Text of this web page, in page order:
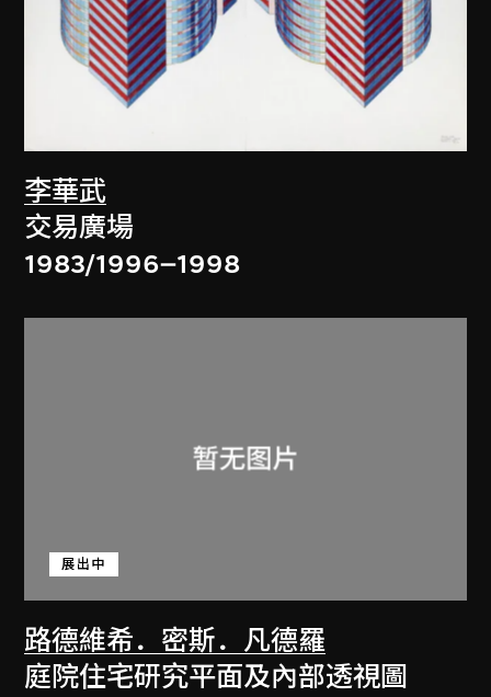
李華武
交易廣場
1983/1996–1998
路德維希．密斯．凡德羅
展出中
庭院住宅研究平面及內部透視圖